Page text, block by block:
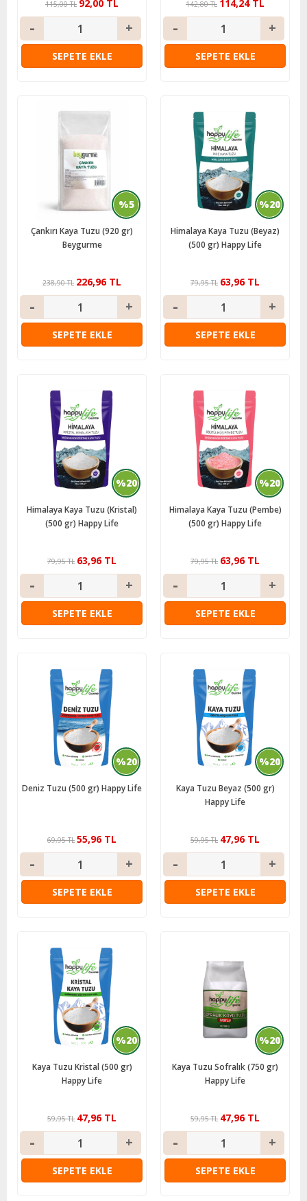
92,00 TL
115,00 TL
SEPETE EKLE
114,24 TL
142,80 TL
SEPETE EKLE
%5
Çankırı Kaya Tuzu (920 gr)
Beygurme
226,96 TL
238,90 TL
SEPETE EKLE
%20
Himalaya Kaya Tuzu (Beyaz)
(500 gr) Happy Life
63,96 TL
79,95 TL
SEPETE EKLE
%20
Himalaya Kaya Tuzu (Kristal)
(500 gr) Happy Life
63,96 TL
79,95 TL
SEPETE EKLE
%20
Himalaya Kaya Tuzu (Pembe)
(500 gr) Happy Life
63,96 TL
79,95 TL
SEPETE EKLE
%20
Deniz Tuzu (500 gr) Happy Life
55,96 TL
69,95 TL
SEPETE EKLE
%20
Kaya Tuzu Beyaz (500 gr)
Happy Life
47,96 TL
59,95 TL
SEPETE EKLE
%20
Kaya Tuzu Kristal (500 gr)
Happy Life
47,96 TL
59,95 TL
SEPETE EKLE
%20
Kaya Tuzu Sofralık (750 gr)
Happy Life
47,96 TL
59,95 TL
SEPETE EKLE